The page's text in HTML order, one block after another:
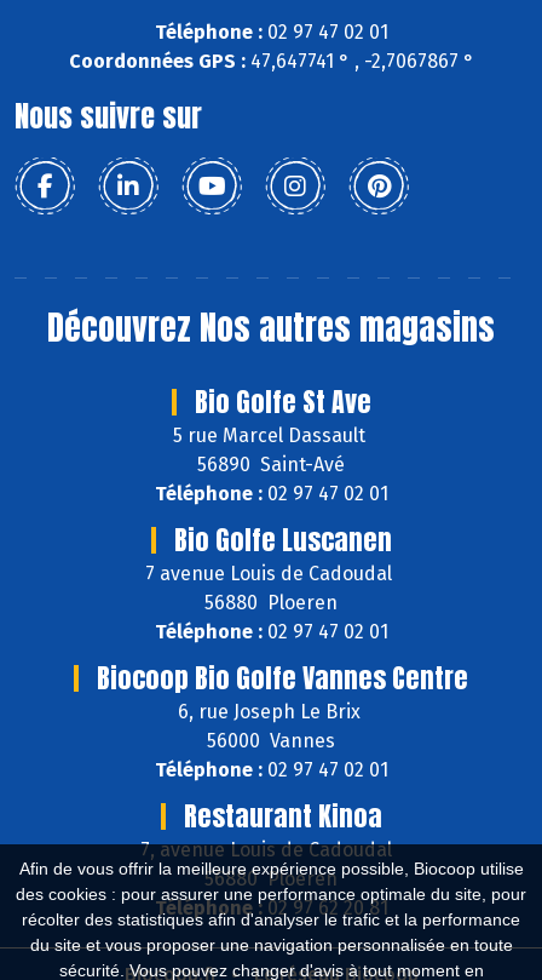
Afin de vous offrir la meilleure expérience possible, Biocoop utilise
des cookies : pour assurer une performance optimale du site, pour
récolter des statistiques afin d'analyser le trafic et la performance
du site et vous proposer une navigation personnalisée en toute
sécurité. Vous pouvez changer d'avis à tout moment en
Téléphone :02 97 47 02 01
Coordonnées GPS :47,647741 ° , -2,7067867 °
Nous suivre sur
Découvrez Nos autres magasins
Bio Golfe St Ave
5 rue Marcel Dassault
56890 Saint-Avé
Téléphone :02 97 47 02 01
Bio Golfe Luscanen
7 avenue Louis de Cadoudal
56880 Ploeren
Téléphone :02 97 47 02 01
Biocoop Bio Golfe Vannes Centre
6, rue Joseph Le Brix
56000 Vannes
Téléphone :02 97 47 02 01
Restaurant Kinoa
7, avenue Louis de Cadoudal
56880 Ploeren
Téléphone :02 97 62 20 81
Biocoop.fr Le réseau Biocoop